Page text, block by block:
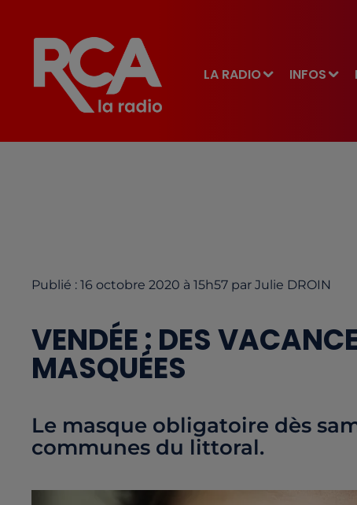
LA RADIO INFOS
Publié : 16 octobre 2020 à 15h57 par Julie DROIN
VENDÉE : DES
MASQUÉES
Le masque obligatoire dès
communes du littoral.